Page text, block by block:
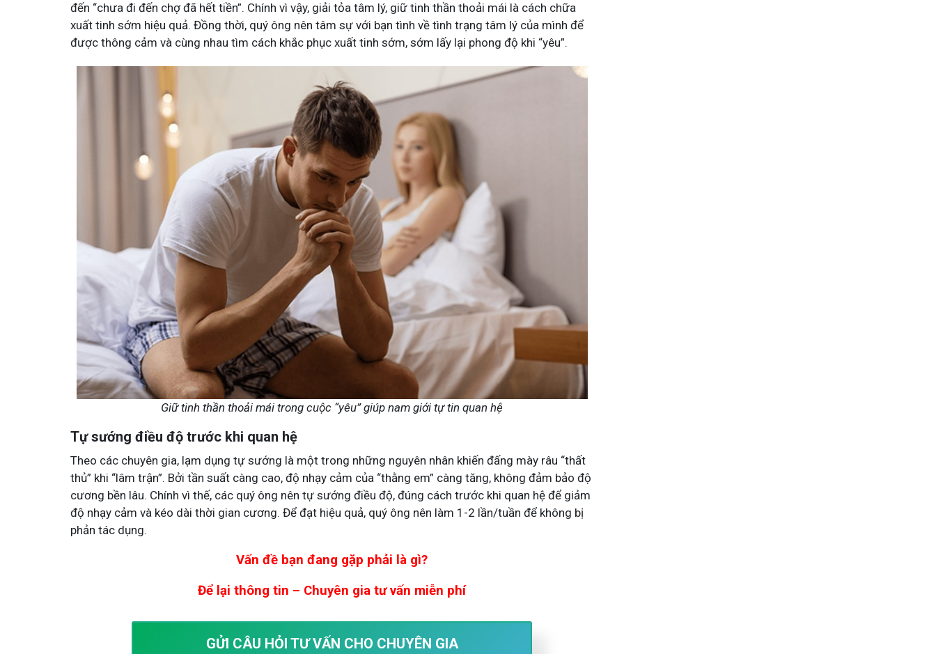
đến “chưa đi đến chợ đã hết tiền”. Chính vì vậy, giải tỏa tâm lý, giữ tinh thần thoải mái là cách chữa
xuất tinh sớm hiệu quả. Đồng thời, quý ông nên tâm sự với bạn tình về tình trạng tâm lý của mình để
được thông cảm và cùng nhau tìm cách khắc phục xuất tinh sớm, sớm lấy lại phong độ khi “yêu”.
Giữ tinh thần thoải mái trong cuộc “yêu” giúp nam giới tự tin quan hệ
Tự sướng điều độ trước khi quan hệ
Theo các chuyên gia, lạm dụng tự sướng là một trong những nguyên nhân khiến đấng mày râu “thất
thủ” khi “lâm trận”. Bởi tần suất càng cao, độ nhạy cảm của “thằng em” càng tăng, không đảm bảo độ
cương bền lâu. Chính vì thế, các quý ông nên tự sướng điều độ, đúng cách trước khi quan hệ để giảm
độ nhạy cảm và kéo dài thời gian cương. Để đạt hiệu quả, quý ông nên làm 1-2 lần/tuần để không bị
phản tác dụng.
Vấn đề bạn đang gặp phải là gì?
Để lại thông tin – Chuyên gia tư vấn miễn phí
GỬI CÂU HỎI TƯ VẤN CHO CHUYÊN GIA